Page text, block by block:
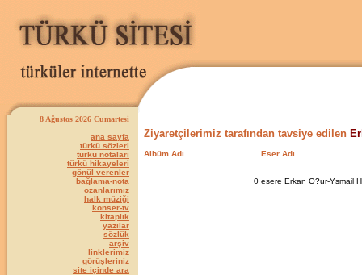
8 Ağustos 2026 Cumartesi
ana sayfa
türkü sözleri
türkü notaları
türkü hikayeleri
gönül verenler
bağlama-nota
ozanlarımız
halk müziği
konser-tv
kitaplık
yazılar
sözlük
arşiv
linklerimiz
görüşleriniz
site içinde ara
Ziyaretçilerimiz tarafından tavsiye edilen
Albüm Adı Eser Adı
0 esere Erkan O?ur-Ysmail